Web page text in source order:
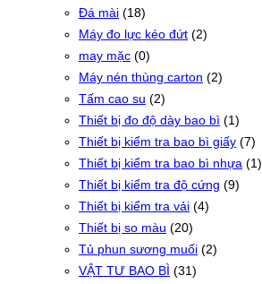
Đá mài (18)
Máy đo lực kéo đứt (2)
may mặc (0)
Máy nén thùng carton (2)
Tấm cao su (2)
Thiết bị đo độ dày bao bì (1)
Thiết bị kiểm tra bao bì giấy (7)
Thiết bị kiểm tra bao bì nhựa (1)
Thiết bị kiểm tra độ cứng (9)
Thiết bị kiểm tra vải (4)
Thiết bị so màu (20)
Tủ phun sương muối (2)
VẬT TƯ BAO BÌ (31)